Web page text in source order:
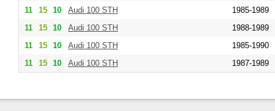
11
15 10 Audi 100 STH
1985-1989
11
15 10 Audi 100 STH
1988-1989
11
15 10 Audi 100 STH
1985-1990
11
15 10 Audi 100 STH 1987-1989